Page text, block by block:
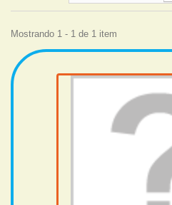
Mostrando 1 - 1 de 1 item